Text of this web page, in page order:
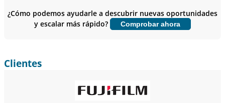
Personalizar ahora
¿Cómo podemos ayudarle a descubrir nuevas oportunidades
y escalar más rápido?
Comprobar ahora
Clientes